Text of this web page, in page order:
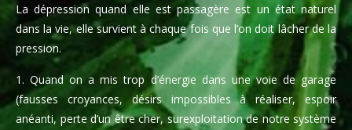
La dépression quand elle est passagère est un état naturel
dans la vie, elle survient à chaque fois que l’on doit lâcher de la
pression.
1. Quand on a mis trop d’énergie dans une voie de garage
(fausses croyances, désirs impossibles à réaliser, espoir
anéanti, perte d’un être cher, surexploitation de notre système